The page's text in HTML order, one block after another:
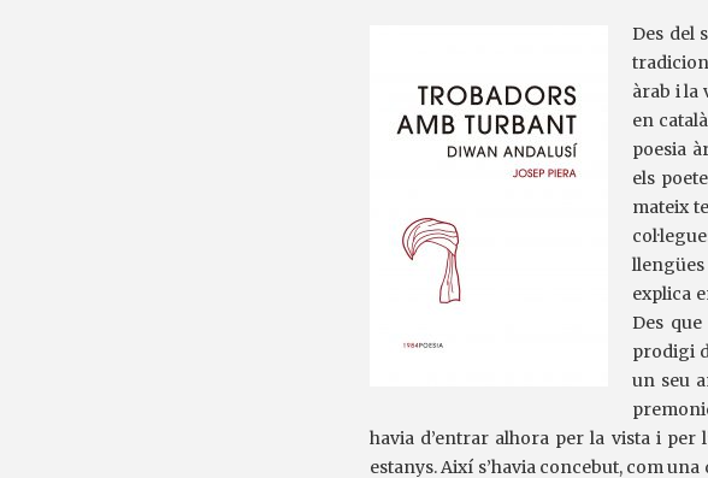
Des del
àrab i la
en
poesia
els
mateix
explica
Des
prodigi
un seu
havia d’entrar alhora per la vista i per
estanys. Així s’havia concebut, com